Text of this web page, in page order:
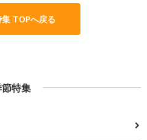
TOPへ戻る
特集